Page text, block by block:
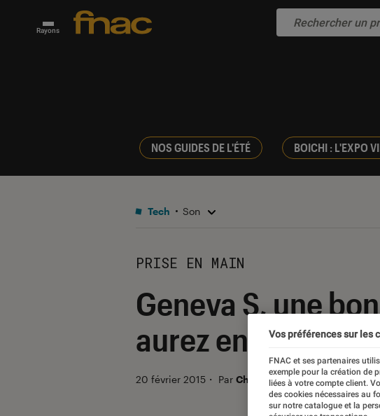
Rayons
NOS GUIDES DE L'ÉTÉ BOICHI : L'EXPO
Tech Son
PRISE EN MAIN
Geneva S, une
aurez envie de
20 février 2015 ・ Par Christian Ferreol
Vos préférences sur les
FNAC et ses partenaires
exemple pour la création de
liées à votre compte client.
des cookies nécessaires au
sur notre catalogue et la